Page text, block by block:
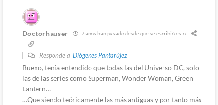
Doctorhauser 7 años han pasado desde que se escribió esto
Responde a Diógenes Pantarújez
Bueno, tenía entendido que todas las del Universo DC, solo
las de las series como Superman, Wonder Woman, Green
Lantern…
…Que siendo teóricamente las más antiguas y por tanto más